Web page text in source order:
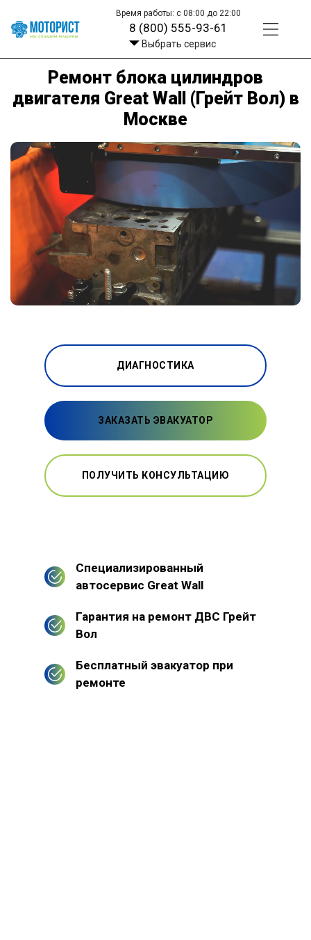
Время работы: с 08:00 до 22:00
8 (800) 555-93-61
Выбрать сервис
Ремонт блока цилиндров
двигателя Great Wall (Грейт Вол) в
Москве
ДИАГНОСТИКА
ЗАКАЗАТЬ ЭВАКУАТОР
ПОЛУЧИТЬ КОНСУЛЬТАЦИЮ
Специализированный
автосервис Great Wall
Гарантия на ремонт ДВС Грейт
Вол
Бесплатный эвакуатор при
ремонте